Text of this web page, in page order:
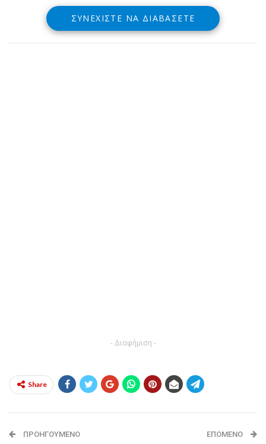
και … άλλα πολλά.
ΣΥΝΕΧΊΣΤΕ ΝΑ ΔΙΑΒΆΣΕΤΕ
- Διαφήμιση -
Share
ΠΡΟΗΓΟΎΜΕΝΟ ΕΠΌΜΕΝΟ